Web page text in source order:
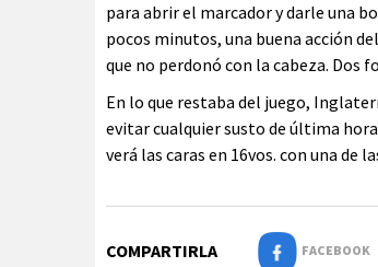
para abrir el marcador y darle una
pocos minutos, una buena acción
que no perdonó con la cabeza.
En lo que restaba del juego,
evitar cualquier susto de última
verá las caras en 16vos. con una de
COMPARTIRLA FACEBOOK